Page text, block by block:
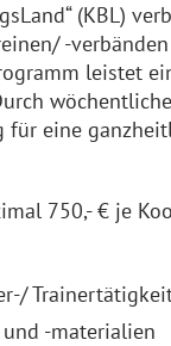
(KBL)
-
leistet
für eine
750,- € je
-materialien